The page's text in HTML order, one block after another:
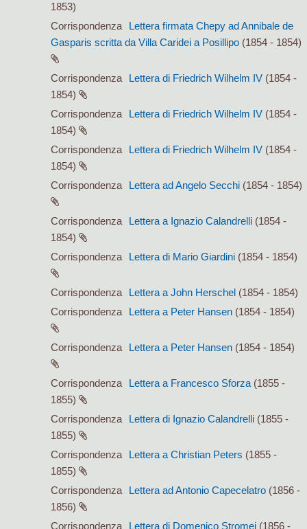
1853)
Corrispondenza
Lettera firmata Chepy ad Annibale de
Gasparis scritta da Villa Caridei a Posillipo (1854 - 1854)
Corrispondenza Lettera di Friedrich Wilhelm IV (1854 -
1854)
Corrispondenza
Lettera di Friedrich Wilhelm IV (1854 -
1854)
Corrispondenza
Lettera di Friedrich Wilhelm IV (1854 -
1854)
Corrispondenza
Lettera ad Angelo Secchi (1854 - 1854)
Corrispondenza Lettera a Ignazio Calandrelli (1854 -
1854)
Corrispondenza
Lettera di Mario Giardini (1854 - 1854)
Corrispondenza Lettera a John Herschel (1854 - 1854)
Corrispondenza
Lettera a Peter Hansen (1854 - 1854)
Corrispondenza Lettera a Peter Hansen (1854 - 1854)
Corrispondenza Lettera a Francesco Sforza (1855 -
1855)
Corrispondenza
Lettera di Ignazio Calandrelli (1855 -
1855)
Corrispondenza
Lettera a Christian Peters (1855 -
1855)
Corrispondenza
Lettera ad Antonio Capecelatro (1856 -
1856)
Corrispondenza
Lettera di Domenico Stromei (1856 -